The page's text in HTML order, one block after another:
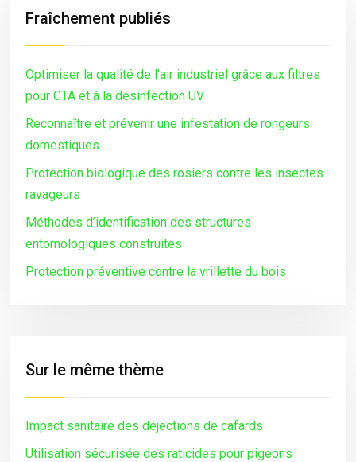
Fraîchement publiés
Optimiser la qualité de l’air industriel grâce aux filtres
pour CTA et à la désinfection UV
Reconnaître et prévenir une infestation de rongeurs
domestiques
Protection biologique des rosiers contre les insectes
ravageurs
Méthodes d’identification des structures
entomologiques construites
Protection préventive contre la vrillette du bois
Sur le même thème
Impact sanitaire des déjections de cafards
Utilisation sécurisée des raticides pour pigeons